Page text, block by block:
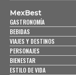
MexBest
GASTRONOMÍA
BEBIDAS
VIAJES Y DESTINOS
PERSONAJES
BIENESTAR
ESTILO DE VIDA